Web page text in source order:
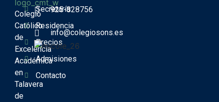
Colegio
Católico
de
Excelencia
Académica
en
Talavera
de
Secretaría
Residencia
Precios
Admisiones
Contacto
925-828756
info@colegiosons.es